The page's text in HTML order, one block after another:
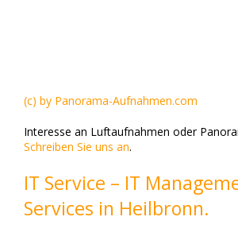
(c) by Panorama-Aufnahmen.com
Interesse an Luftaufnahmen oder
Schreiben Sie uns an.
IT Service – IT
Services in Heilbronn.